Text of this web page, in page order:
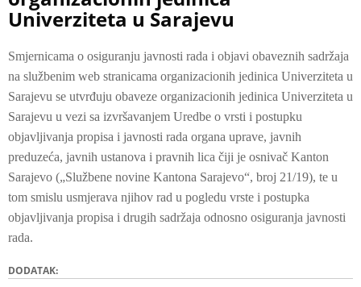
Univerziteta u Sarajevu
Smjernicama o osiguranju javnosti rada i objavi obaveznih sadržaja
na službenim web stranicama organizacionih jedinica Univerziteta u
Sarajevu se utvrđuju obaveze organizacionih jedinica Univerziteta u
Sarajevu u vezi sa izvršavanjem Uredbe o vrsti i postupku
objavljivanja propisa i javnosti rada organa uprave, javnih
preduzeća, javnih ustanova i pravnih lica čiji je osnivač Kanton
Sarajevo („Službene novine Kantona Sarajevo“, broj 21/19), te u
tom smislu usmjerava njihov rad u pogledu vrste i postupka
objavljivanja propisa i drugih sadržaja odnosno osiguranja javnosti
rada.
DODATAK